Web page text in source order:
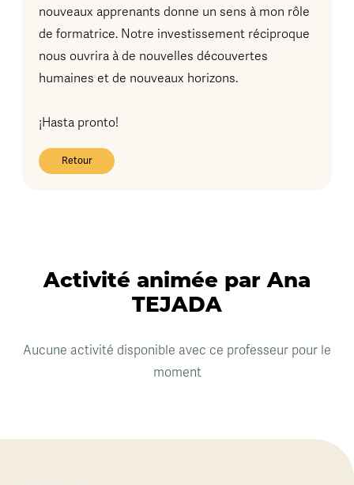
nouveaux apprenants donne un sens à mon rôle
de formatrice. Notre investissement réciproque
nous ouvrira à de nouvelles découvertes
humaines et de nouveaux horizons.
¡Hasta pronto!
Retour
Activité animée par Ana
TEJADA
Aucune activité disponible avec ce professeur pour le
moment